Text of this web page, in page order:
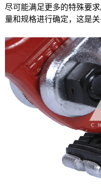
尽可能满足更多的特殊要
量和规格进行确定，这是